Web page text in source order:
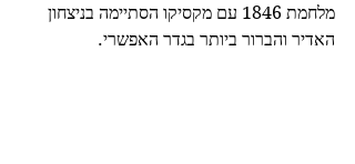
מלחמת 1846 עם מקסיקו הסתיימה בניצחון
האדיר והברור ביותר בגדר האפשרי.